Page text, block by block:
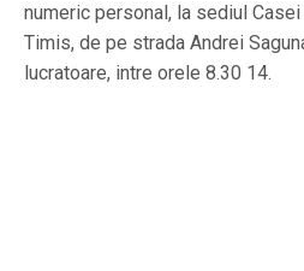
numeric personal, la sediul
Timis, de pe strada Andrei
lucratoare, intre orele 8.30 14.